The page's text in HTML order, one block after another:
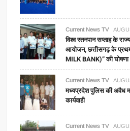
Current News TV
विश्व स्तनपान सप्ताह के
आयोजन, छत्तीसगढ़ के
MILK BANK)” की घोषणा
Current News TV
मध्यप्रदेश पुलिस की अवैध
कार्यवाही
Current News TV